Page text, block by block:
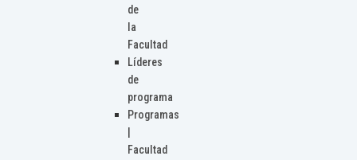
de
la
Facultad
Líderes
de
programa
Programas
Facultad